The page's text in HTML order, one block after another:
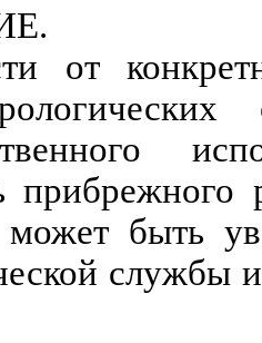
от
прибрежного
быть
службы